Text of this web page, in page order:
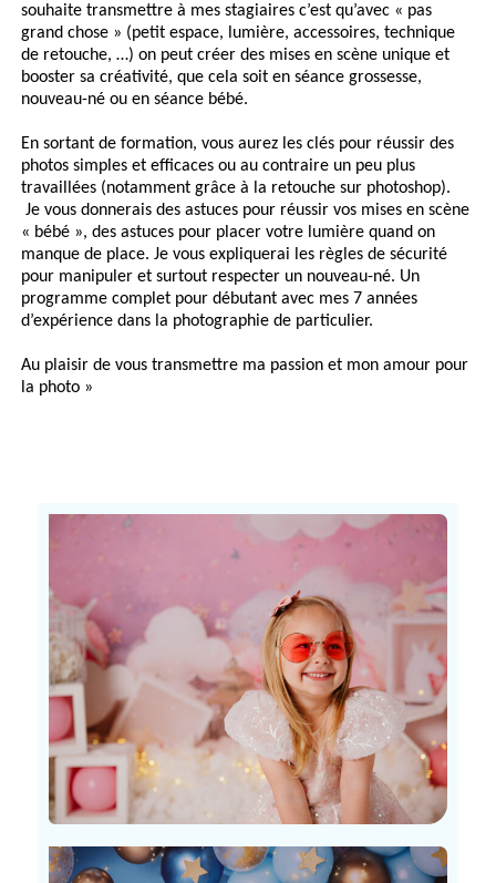
souhaite transmettre à mes stagiaires c’est qu’avec « pas
grand chose » (petit espace, lumière, accessoires, technique
de retouche, …) on peut créer des mises en scène unique et
booster sa créativité, que cela soit en séance grossesse,
nouveau-né ou en séance bébé.
En sortant de formation, vous aurez les clés pour réussir des
photos simples et efficaces ou au contraire un peu plus
travaillées (notamment grâce à la retouche sur photoshop).
Je vous donnerais des astuces pour réussir vos mises en scène
« bébé », des astuces pour placer votre lumière quand on
manque de place. Je vous expliquerai les règles de sécurité
pour manipuler et surtout respecter un nouveau-né. Un
programme complet pour débutant avec mes 7 années
d’expérience dans la photographie de particulier.
Au plaisir de vous transmettre ma passion et mon amour pour
la photo »